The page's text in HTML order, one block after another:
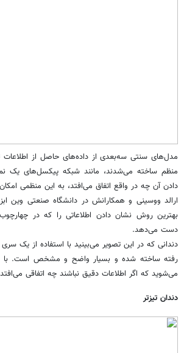
مدل‌های سنتی سه‌بعدی از داده‌های حاصل از
منظم ساخته می‌شدند، ‌مانند شبکه پیکسل‌های یک
دادن آن چه در واقع اتفاق می‌افتد، به این منظمی
ارالد ووسینی و همکارانش در دانشگاه صنعتی وین
بهترین روش نشان دادن اطلاعاتی را که در
دست می‌دهد.
دندانی که در این تصویر می‌بینید با استفاده از یک
رفته ساخته شده و بسیار واضح و مشخص است. با
می‌شوید که اگر اطلاعات دقیق نباشند چه اتفاقی
دندان تیزتر